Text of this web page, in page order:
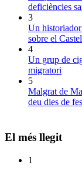
deficiències
3
Un
sobre el
4
Un grup de
migratori
5
Malgrat de
deu dies de
El més llegit
1